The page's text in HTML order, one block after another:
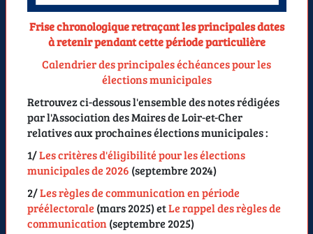
Frise chronologique retraçant les principales dates
à retenir pendant cette période particulière
Calendrier des principales échéances pour les
élections municipales
Retrouvez ci-dessous l'ensemble des notes rédigées
par l'Association des Maires de Loir-et-Cher
relatives aux prochaines élections municipales :
1/Les critères d'éligibilité pour les élections
municipales de 2026 (septembre 2024)
2/Les règles de communication en période
préélectorale (mars 2025) etLe rappel des règles de
communication(septembre 2025)